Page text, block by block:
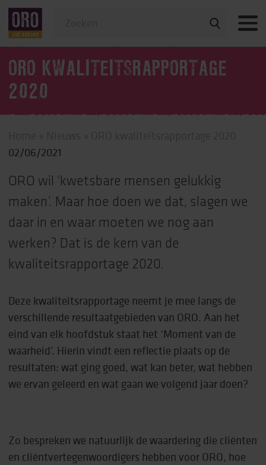
Veelgestelde vragen
ORO KWALITEITSRAPPORTAGE
2020
02/06/2021
ORO wil ‘kwetsbare mensen gelukkig
maken’. Maar hoe doen we dat, slagen we
daar in en waar moeten we nog aan
werken? Dat is de kern van de
kwaliteitsrapportage 2020.
Deze kwaliteitsrapportage neemt je mee langs de
verschillende resultaatgebieden van ORO. Aan het
eind van elk hoofdstuk staat het ‘Moment van de
waarheid’. Hierin vindt een reflectie plaats op de
resultaten: wat ging goed, wat kan beter, wat hebben
we ervan geleerd en wat gaan we volgend jaar doen?
Zo bespreken we natuurlijk de waardering die cliënten
en cliëntvertegenwoordigers hebben voor ORO, hoe